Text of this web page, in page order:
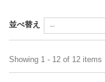
並べ替え
Showing 1 - 12 of 12 items